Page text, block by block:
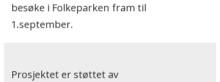
besøke i Folkeparken fram til
1.september.
Prosjektet er støttet av